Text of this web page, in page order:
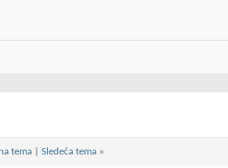
tema Sledeća tema »